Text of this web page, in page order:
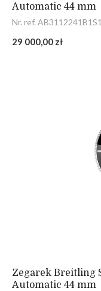
Automatic 44 mm
Nr. ref. AB3112241B1S1
29 000,00 zł
Zegarek Breitling
Automatic 44 mm